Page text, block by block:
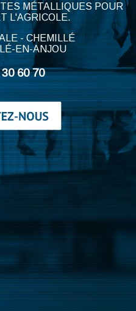
MÉTALLIQUES POUR
L'AGRICOLE.
- CHEMILLÉ
EN-ANJOU
60 70